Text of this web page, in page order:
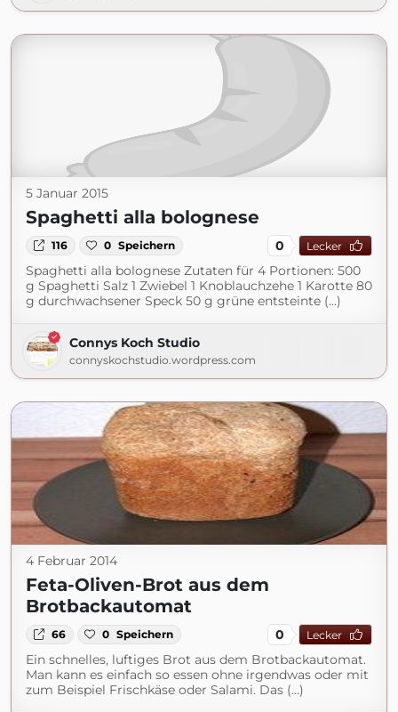
5 Januar 2015
Spaghetti alla bolognese
116 0 Speichern 0 Lecker
Spaghetti alla bolognese Zutaten für 4 Portionen: 500
g Spaghetti Salz 1 Zwiebel 1 Knoblauchzehe 1 Karotte 80
g durchwachsener Speck 50 g grüne entsteinte (...)
Connys Koch Studio
connyskochstudio.wordpress.com
4 Februar 2014
Feta-Oliven-Brot aus dem
Brotbackautomat
66 0 Speichern 0 Lecker
Ein schnelles, luftiges Brot aus dem Brotbackautomat.
Man kann es einfach so essen ohne irgendwas oder mit
zum Beispiel Frischkäse oder Salami. Das (...)